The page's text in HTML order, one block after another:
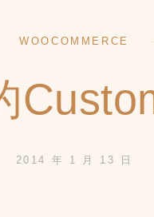
WOOCOMMERCE
2014 年 1 月 13 日